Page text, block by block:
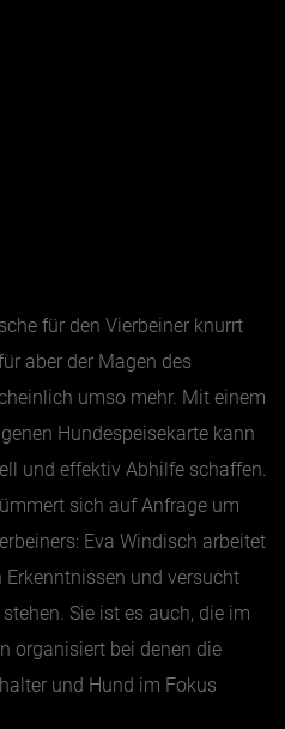
für den Vierbeiner knurrt
aber der Magen des
umso mehr. Mit einem
Hundespeisekarte kann
und effektiv Abhilfe schaffen.
sich auf Anfrage um
Eva Windisch arbeitet
und versucht
Sie ist es auch, die im
organisiert bei denen die
und Hund im Fokus